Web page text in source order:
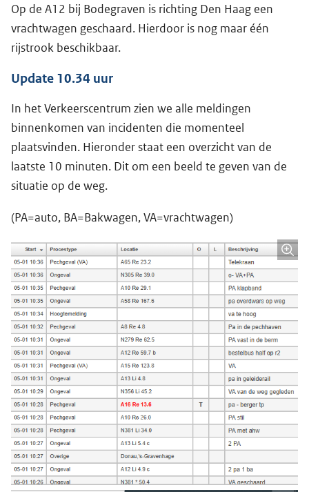
Op de A12 bij Bodegraven is richting Den Haag een
vrachtwagen geschaard. Hierdoor is nog maar één
rijstrook beschikbaar.
Update 10.34 uur
In het Verkeerscentrum zien we alle meldingen
binnenkomen van incidenten die momenteel
plaatsvinden. Hieronder staat een overzicht van de
laatste 10 minuten. Dit om een beeld te geven van de
situatie op de weg.
(PA=auto, BA=Bakwagen, VA=vrachtwagen)